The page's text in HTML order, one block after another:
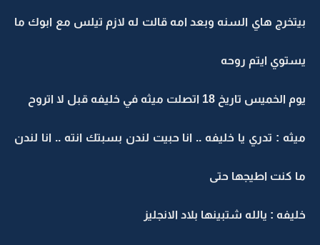
بيتخرج هاي السنه وبعد امه قالت له لازم تيلس مع ابوك ما
يستوي ايتم روحه
يوم الخميس تاريخ 18 اتصلت ميثه في خليفه قبل لا اتروح
ميثه : تدري يا خليفه .. انا حبيت لندن بسبتك انته .. انا لندن
ما كنت اطيجها حتى
خليفه : يالله شتبينها بلاد الانجليز